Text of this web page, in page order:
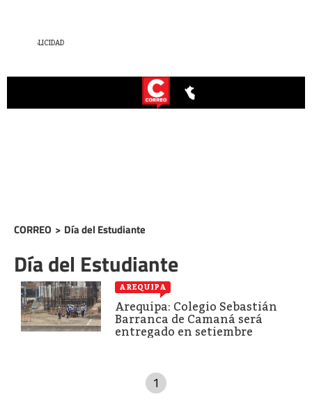
CORREO > Día del Estudiante
Día del Estudiante
AREQUIPA
Arequipa: Colegio Sebastián
Barranca de Camaná será
entregado en setiembre
1